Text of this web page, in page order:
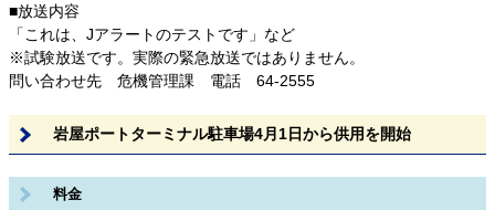
■放送内容
「これは、Jアラートのテストです」など
※試験放送です。実際の緊急放送ではありません。
問い合わせ先 危機管理課 電話 64-2555
岩屋ポートターミナル駐車場4月1日から供用を開始
料金